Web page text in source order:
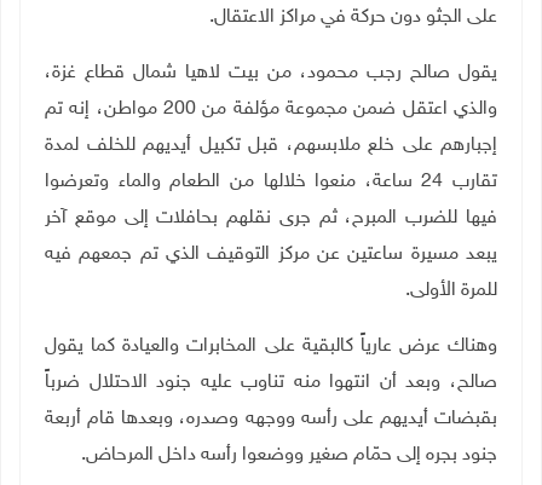
على الجثو دون حركة في مراكز الاعتقال.
يقول صالح رجب محمود، من بيت لاهيا شمال قطاع غزة،
والذي اعتقل ضمن مجموعة مؤلفة من 200 مواطن، إنه تم
إجبارهم على خلع ملابسهم، قبل تكبيل أيديهم للخلف لمدة
تقارب 24 ساعة، منعوا خلالها من الطعام والماء وتعرضوا
فيها للضرب المبرح، ثم جرى نقلهم بحافلات إلى موقع آخر
يبعد مسيرة ساعتين عن مركز التوقيف الذي تم جمعهم فيه
للمرة الأولى.
وهناك عرض عارياً كالبقية على المخابرات والعيادة كما يقول
صالح، وبعد أن انتهوا منه تناوب عليه جنود الاحتلال ضرباً
بقبضات أيديهم على رأسه ووجهه وصدره، وبعدها قام أربعة
جنود بجره إلى حمّام صغير ووضعوا رأسه داخل المرحاض.